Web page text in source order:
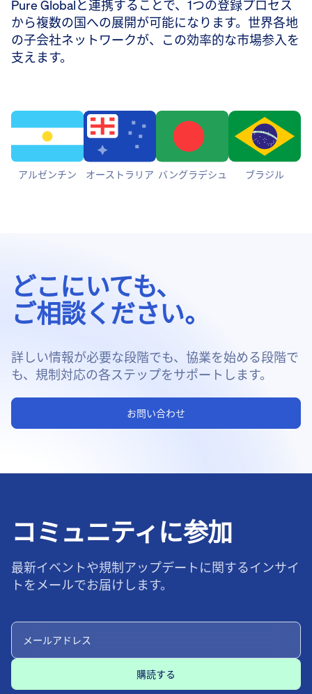
Pure Globalと連携することで、1つの登録プロセス
から複数の国への展開が可能になります。世界各地
の子会社ネットワークが、この効率的な市場参入を
支えます。
アルゼンチン オーストラリア バングラデシュ ブラジル
どこにいても、
ご相談ください。
詳しい情報が必要な段階でも、協業を始める段階で
も、規制対応の各ステップをサポートします。
お問い合わせ
コミュニティに参加
最新イベントや規制アップデートに関するインサイ
トをメールでお届けします。